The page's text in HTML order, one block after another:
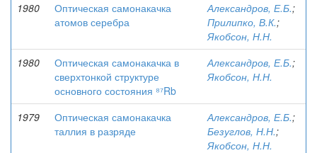
1980
Оптическая самонакачка
атомов серебра
Александров, Е.Б.;
Прилипко, В.К.;
Якобсон, Н.Н.
1980
Оптическая самонакачка в
сверхтонкой структуре
основного состояния ⁸⁷Rb
Александров, Е.Б.;
Якобсон, Н.Н.
1979
Оптическая самонакачка
таллия в разряде
Александров, Е.Б.;
Безуглов, Н.Н.;
Якобсон, Н.Н.